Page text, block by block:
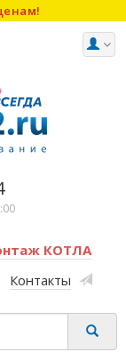
КОТЛА
Контакты